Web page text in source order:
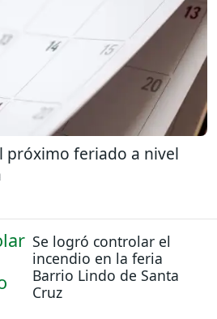
próximo feriado a nivel
Se logró controlar el
incendio en la feria
Barrio Lindo de Santa
Cruz